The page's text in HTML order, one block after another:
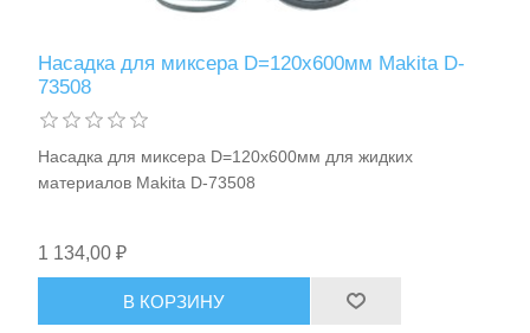
Насадка для миксера D=120х600мм Makita D-
73508
Насадка для миксера D=120x600мм для жидких
материалов Makita D-73508
1 134,00 ₽
В КОРЗИНУ